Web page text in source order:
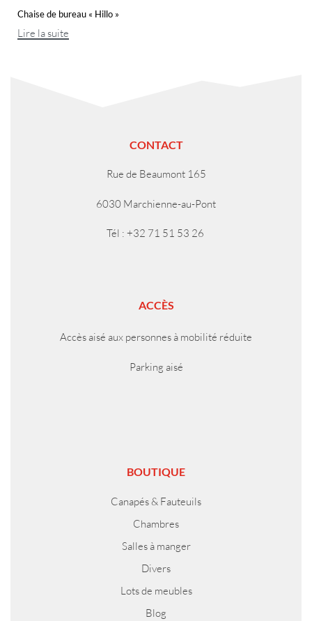
Chaise de bureau « Hillo »
Lire la suite
CONTACT
Rue de Beaumont 165
6030 Marchienne-au-Pont
Tél : +32 71 51 53 26
ACCÈS
Accès aisé aux personnes à mobilité réduite
Parking aisé
BOUTIQUE
Canapés & Fauteuils
Chambres
Salles à manger
Divers
Lots de meubles
Blog